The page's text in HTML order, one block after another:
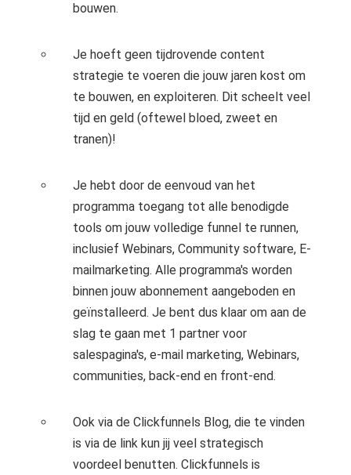
bouwen.
Je hoeft geen tijdrovende content
strategie te voeren die jouw jaren kost om
te bouwen, en exploiteren. Dit scheelt veel
tijd en geld (oftewel bloed, zweet en
tranen)!
Je hebt door de eenvoud van het
programma toegang tot alle benodigde
tools om jouw volledige funnel te runnen,
inclusief Webinars, Community software, E-
mailmarketing. Alle programma's worden
binnen jouw abonnement aangeboden en
geïnstalleerd. Je bent dus klaar om aan de
slag te gaan met 1 partner voor
salespagina's, e-mail marketing, Webinars,
communities, back-end en front-end.
Ook via de Clickfunnels Blog, die te vinden
is via de link kun jij veel strategisch
voordeel benutten. Clickfunnels is